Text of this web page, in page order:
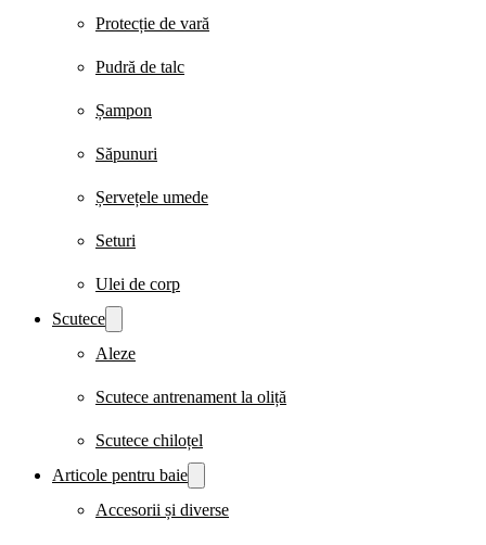
Protecție de vară
Pudră de talc
Șampon
Săpunuri
Șervețele umede
Seturi
Ulei de corp
Scutece
Aleze
Scutece antrenament la oliță
Scutece chiloțel
Articole pentru baie
Accesorii și diverse